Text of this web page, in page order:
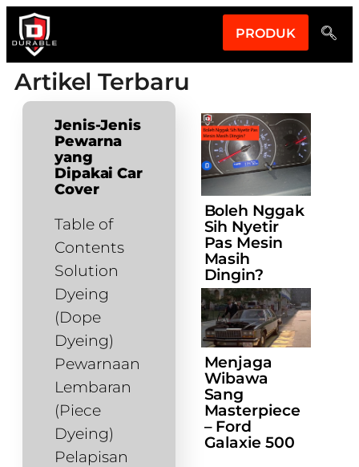
PRODUK
Artikel Terbaru
Jenis-Jenis
Pewarna
yang
Dipakai Car
Cover
Table of
Contents
Solution
Dyeing
(Dope
Dyeing)
Pewarnaan
Lembaran
(Piece
Dyeing)
Pelapisan
Boleh Nggak
Sih Nyetir
Pas Mesin
Masih
Dingin?
Menjaga
Wibawa
Sang
Masterpiece
– Ford
Galaxie 500